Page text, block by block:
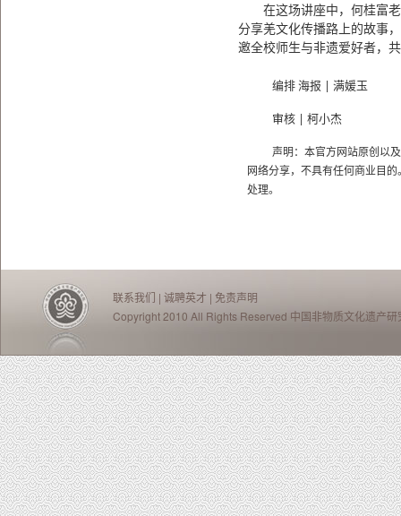
在这场讲座中，何桂富
分享羌文化传播路上的故事
邀全校师生与非遗爱好者，
编排 海报 | 满媛玉
审核 | 柯小杰
声明：本官方网站原创以
网络分享，不具有任何商业目
处理。
联系我们 | 诚聘英才 | 免责声明
Copyright 2010 All Rights Reserved 中国非物质文化遗产